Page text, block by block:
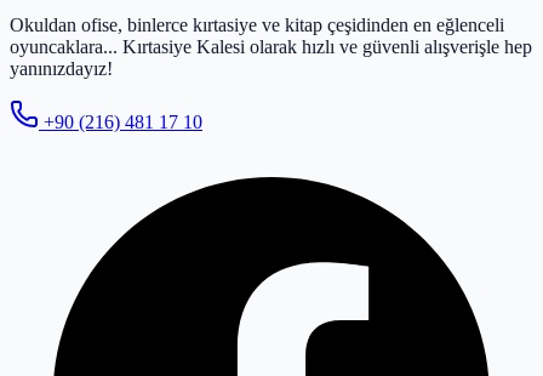
Okuldan ofise, binlerce kırtasiye ve kitap çeşidinden en eğlenceli
oyuncaklara... Kırtasiye Kalesi olarak hızlı ve güvenli alışverişle hep
yanınızdayız!
+90 (216) 481 17 10